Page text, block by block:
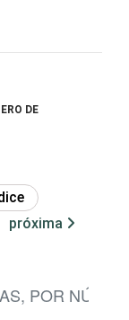
DE
próxima
POR